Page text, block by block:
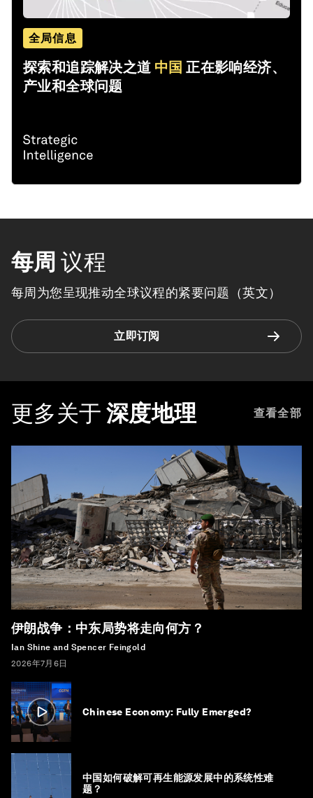
全局信息
探索和追踪解决之道 中国 正在影响经济、
产业和全球问题
每周 议程
每周为您呈现推动全球议程的紧要问题（英文）
立即订阅
更多关于 深度地理 查看全部
伊朗战争：中东局势将走向何方？
Ian Shine and Spencer Feingold
2026年7月6日
Chinese Economy: Fully Emerged?
中国如何破解可再生能源发展中的系统性难
题？